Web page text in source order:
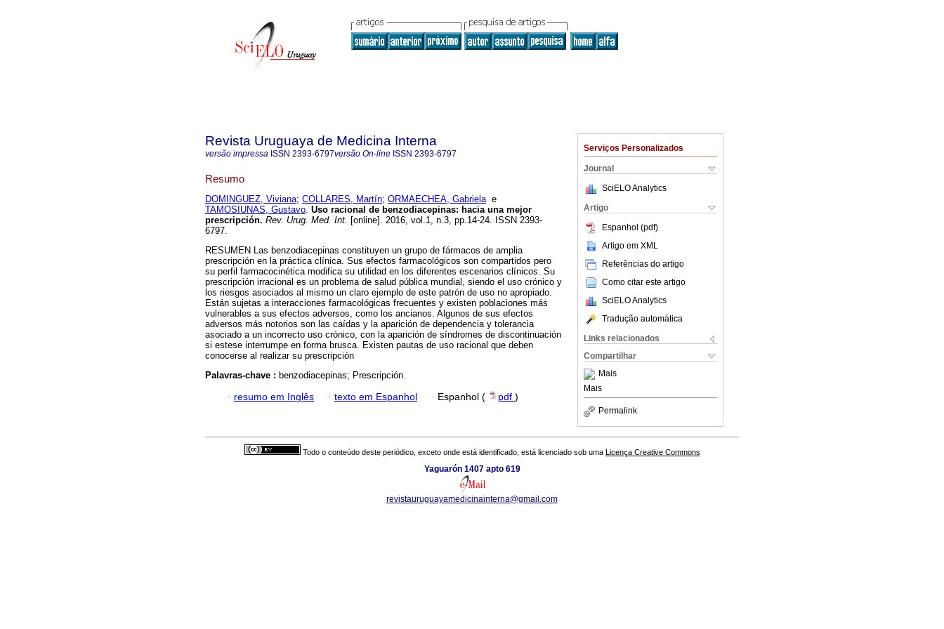
Serviços Personalizados
Journal
SciELO Analytics
Artigo
Espanhol (pdf)
Artigo em XML
Referências do artigo
Como citar este artigo
SciELO Analytics
Tradução automática
Links relacionados
Compartilhar
Mais
Mais
Permalink
Revista Uruguaya de Medicina Interna
versão impressa ISSN 2393-6797versão On-line ISSN 2393-6797
Resumo
DOMINGUEZ, Viviana; COLLARES, Martín; ORMAECHEA, Gabrielae
TAMOSIUNAS, Gustavo. Uso racional de benzodiacepinas: hacia una mejor
prescripción. Rev. Urug. Med. Int. [online]. 2016, vol.1, n.3, pp.14-24. ISSN 2393-
6797.
RESUMEN Las benzodiacepinas constituyen un grupo de fármacos de amplia
prescripción en la práctica clínica. Sus efectos farmacológicos son compartidos pero
su perfil farmacocinética modifica su utilidad en los diferentes escenarios clínicos. Su
prescripción irracional es un problema de salud pública mundial, siendo el uso crónico y
los riesgos asociados al mismo un claro ejemplo de este patrón de uso no apropiado.
Están sujetas a interacciones farmacológicas frecuentes y existen poblaciones más
vulnerables a sus efectos adversos, como los ancianos. Algunos de sus efectos
adversos más notorios son las caídas y la aparición de dependencia y tolerancia
asociado a un incorrecto uso crónico, con la aparición de síndromes de discontinuación
si estese interrumpe en forma brusca. Existen pautas de uso racional que deben
conocerse al realizar su prescripción
Palavras-chave : benzodiacepinas; Prescripción.
· resumo em Inglês · texto em Espanhol · Espanhol ( pdf )
Todo o conteúdo deste periódico, exceto onde está identificado, está licenciado sob uma Licença Creative Commons
Yaguarón 1407 apto 619
revistauruguayamedicinainterna@gmail.com